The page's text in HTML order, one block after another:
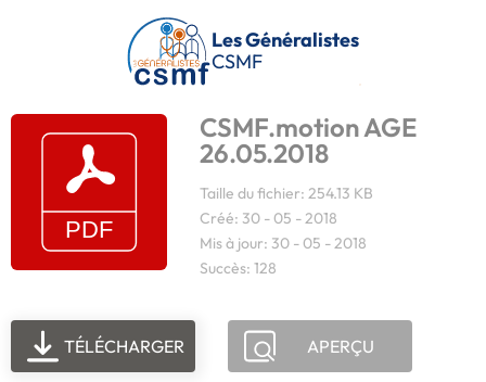
Passer au contenu principal
Les Généralistes
CSMF
CSMF.motion AGE
26.05.2018
Taille du fichier: 254.13 KB
Créé: 30 - 05 - 2018
Mis à jour: 30 - 05 - 2018
Succès: 128
TÉLÉCHARGER APERÇU